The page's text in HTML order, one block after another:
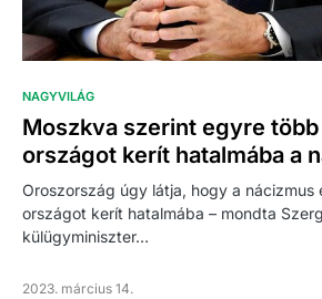
NAGYVILÁG
Moszkva szerint egyre
országot kerít hatalmába a
Oroszország úgy látja, hogy a
országot kerít hatalmába – mondta
külügyminiszter…
2023. március 14.